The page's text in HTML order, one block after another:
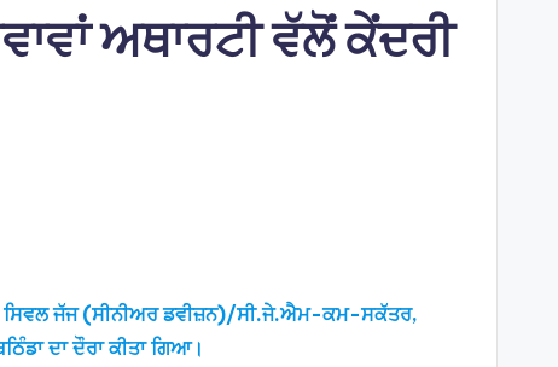
ਅਥਾਰਟੀ ਵੱਲੋਂ ਕੇਂਦਰੀ
ਸਿਵਲ ਜੱਜ (ਸੀਨੀਅਰ ਡਵੀਜ਼ਨ)/ਸੀ.ਜੇ.ਐਮ-ਕਮ-ਸਕੱਤਰ,
ਦਾ ਦੌਰਾ ਕੀਤਾ ਗਿਆ।